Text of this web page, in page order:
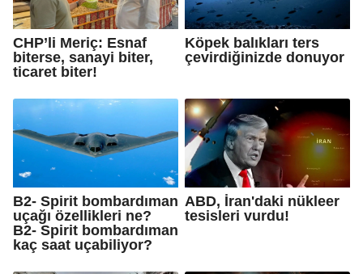
CHP’li Meriç: Esnaf
biterse, sanayi biter,
ticaret biter!
Köpek balıkları ters
çevirdiğinizde donuyor
B2- Spirit bombardıman
uçağı özellikleri ne?
B2- Spirit bombardıman
kaç saat uçabiliyor?
ABD, İran'daki nükleer
tesisleri vurdu!